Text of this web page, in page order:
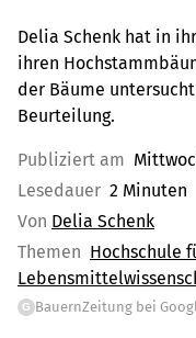
Delia Schenk hat in
ihren
der Bäume
Beurteilung.
Publiziert am
Lesedauer 2 Minuten
Von Delia Schenk
Themen Hochschule
G BauernZeitung bei